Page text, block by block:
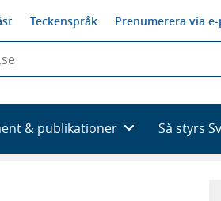
Teckenspråk Prenumerera via
& publikationer Så styrs